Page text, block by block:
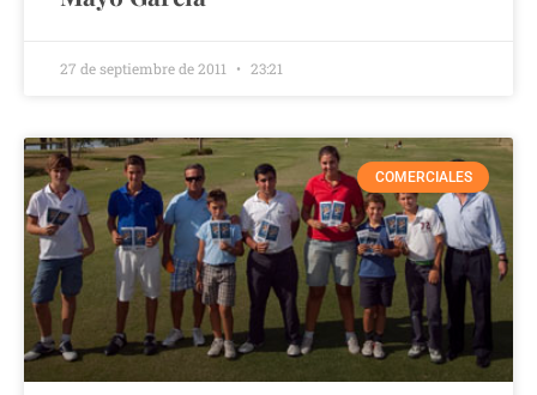
27 de septiembre de 2011 23:21
COMERCIALES